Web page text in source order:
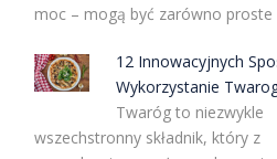
moc – mogą być zarówno
12 Innowacyjnych
Wykorzystanie
Twaróg to niezwykle
wszechstronny składnik, który z